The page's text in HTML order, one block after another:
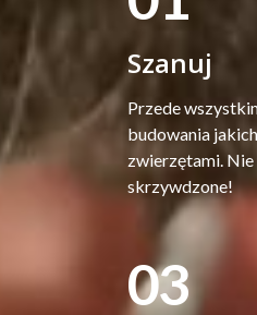
Szanuj
Przede
budowania
zwierzętami.
skrzywdzone!
03